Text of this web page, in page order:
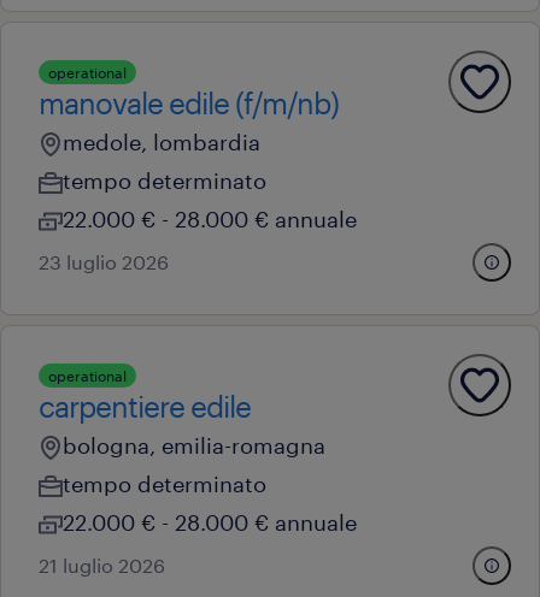
operational
manovale edile (f/m/nb)
medole, lombardia
tempo determinato
22.000 € - 28.000 € annuale
23 luglio 2026
operational
carpentiere edile
bologna, emilia-romagna
tempo determinato
22.000 € - 28.000 € annuale
21 luglio 2026